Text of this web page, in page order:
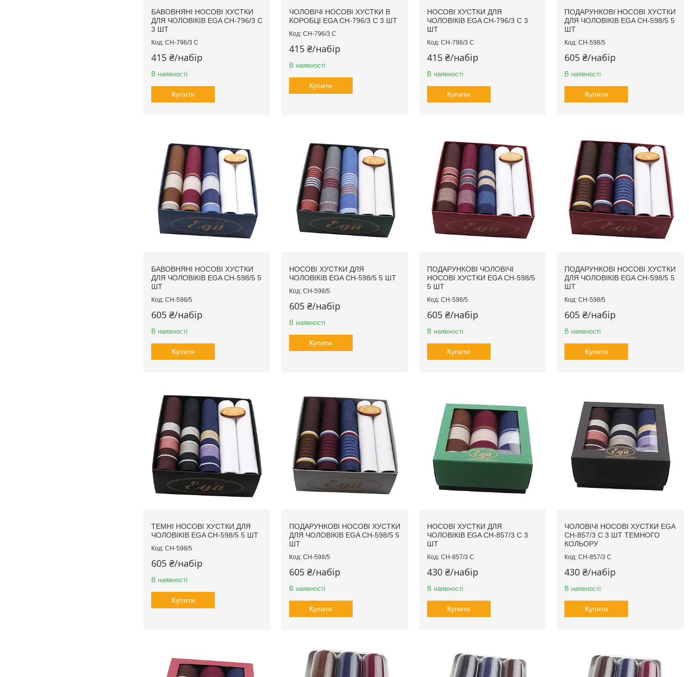
БАВОВНЯНІ НОСОВІ ХУСТКИ
ДЛЯ ЧОЛОВІКІВ EGA CH-796/3 С
3 ШТ
CH-796/3 С
415 ₴/набір
В наявності
Купити
ЧОЛОВІЧІ НОСОВІ ХУСТКИ В
КОРОБЦІ EGA CH-796/3 С 3 ШТ
CH-796/3 С
415 ₴/набір
В наявності
Купити
НОСОВІ ХУСТКИ ДЛЯ
ЧОЛОВІКІВ EGA CH-796/3 С 3
ШТ
CH-796/3 С
415 ₴/набір
В наявності
Купити
ПОДАРУНКОВІ НОСОВІ ХУСТКИ
ДЛЯ ЧОЛОВІКІВ EGA CH-598/5 5
ШТ
CH-598/5
605 ₴/набір
В наявності
Купити
БАВОВНЯНІ НОСОВІ ХУСТКИ
ДЛЯ ЧОЛОВІКІВ EGA CH-598/5 5
ШТ
CH-598/5
605 ₴/набір
В наявності
Купити
НОСОВІ ХУСТКИ ДЛЯ
ЧОЛОВІКІВ EGA CH-598/5 5 ШТ
CH-598/5
605 ₴/набір
В наявності
Купити
ПОДАРУНКОВІ ЧОЛОВІЧІ
НОСОВІ ХУСТКИ EGA CH-598/5
5 ШТ
CH-598/5
605 ₴/набір
В наявності
Купити
ПОДАРУНКОВІ НОСОВІ ХУСТКИ
ДЛЯ ЧОЛОВІКІВ EGA CH-598/5 5
ШТ
CH-598/5
605 ₴/набір
В наявності
Купити
ТЕМНІ НОСОВІ ХУСТКИ ДЛЯ
ЧОЛОВІКІВ EGA CH-598/5 5 ШТ
CH-598/5
605 ₴/набір
В наявності
Купити
ПОДАРУНКОВІ НОСОВІ ХУСТКИ
ДЛЯ ЧОЛОВІКІВ EGA CH-598/5 5
ШТ
CH-598/5
605 ₴/набір
В наявності
Купити
НОСОВІ ХУСТКИ ДЛЯ
ЧОЛОВІКІВ EGA CH-857/3 С 3
ШТ
CH-857/3 С
430 ₴/набір
В наявності
Купити
ЧОЛОВІЧІ НОСОВІ ХУСТКИ EGA
CH-857/3 С 3 ШТ ТЕМНОГО
КОЛЬОРУ
CH-857/3 С
430 ₴/набір
В наявності
Купити